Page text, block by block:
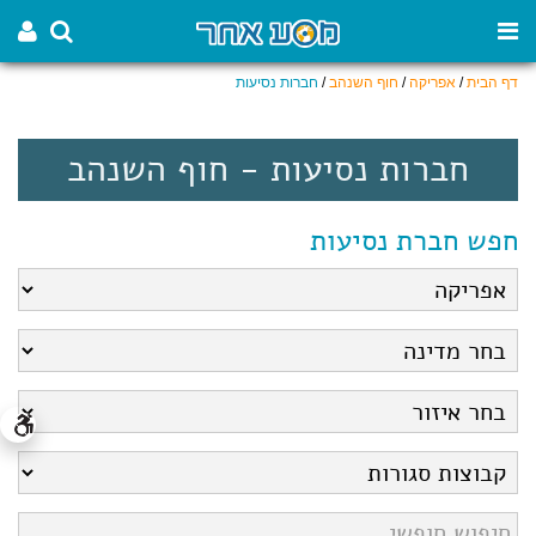
דף הבית/ אפריקה/ חוף השנהב/ חברות נסיעות
חברות נסיעות - חוף השנהב
חפש חברת נסיעות